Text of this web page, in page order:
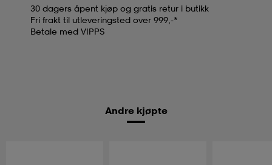
30 dagers åpent kjøp og gratis retur i butikk
Fri frakt til utleveringsted over 999,-*
Betale med VIPPS
Andre kjøpte